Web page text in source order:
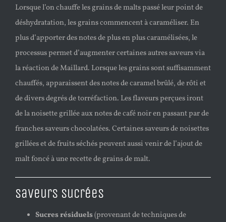
Lorsque l’on chauffe les grains de malts passé leur point de
déshydratation, les grains commencent à caraméliser. En
plus d’apporter des notes de plus en plus caramélisées, le
processus permet d’augmenter certaines autres saveurs via
la réaction de Maillard. Lorsque les grains sont suffisamment
chauffés, apparaissent des notes de caramel brûlé, de rôti et
de divers degrés de torréfaction. Les flaveurs perçues iront
de la noisette grillée aux notes de café noir en passant par de
franches saveurs chocolatées. Certaines saveurs de noisettes
grillées et de fruits séchés peuvent aussi venir de l’ajout de
malt foncé à une recette de grains de malt.
Saveurs sucrées
Sucres résiduels(provenant de techniques de